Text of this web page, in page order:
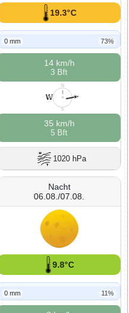
19.3°C
0 mm 73%
14 km/h
3 Bft
N
O
S
W
W
35 km/h
5 Bft
1020 hPa
Nacht
06.08./07.08.
9.8°C
0 mm 11%